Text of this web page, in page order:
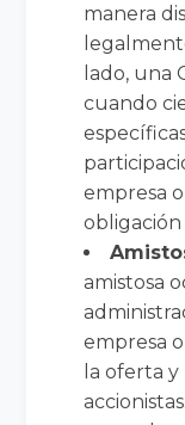
manera
lado, una
cuando
empresa
amistosa
empresa
la oferta